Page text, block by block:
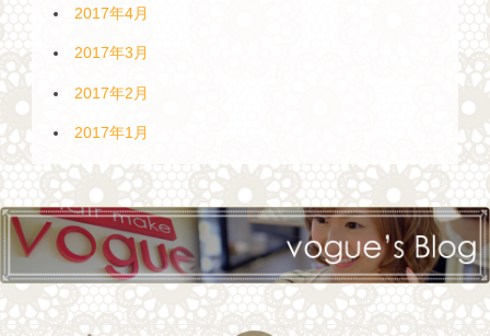
2017年4月
2017年3月
2017年2月
2017年1月